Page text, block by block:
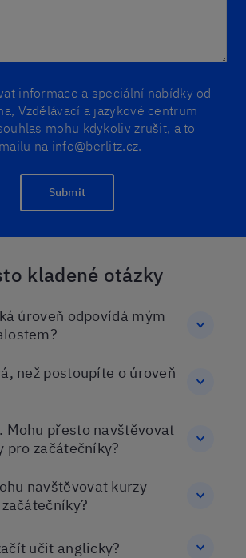
informace a speciální nabídky od
Vzdělávací a jazykové centrum
mohu kdykoliv zrušit, a to
na info@berlitz.cz.
Submit
kladené otázky
úroveň odpovídá mým
než postoupíte o úroveň
Mohu přesto navštěvovat
pro začátečníky?
navštěvovat kurzy
učit anglicky?